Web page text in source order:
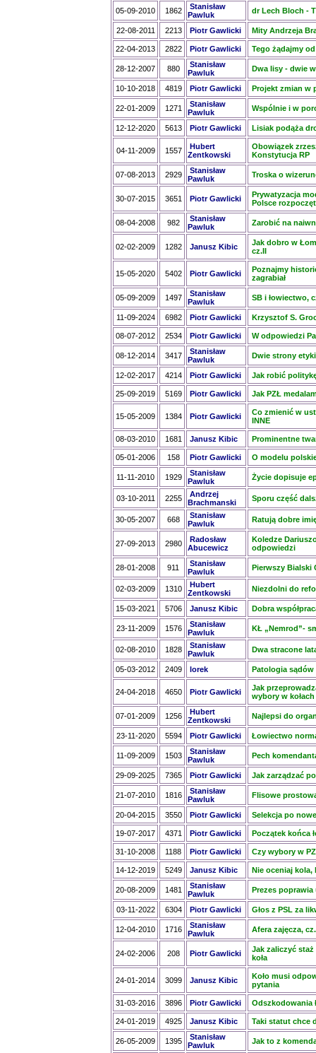
05-09-2010 1862
Stanisław
Pawluk
dr Lech Bloch -
22-08-2011 2213 Piotr Gawlicki Mity Andrzeja
22-04-2013 2822 Piotr Gawlicki Tego żądajmy
28-12-2007 880
Stanisław
Pawluk
Dwa lisy - dwie
10-10-2018 4819 Piotr Gawlicki Projekt zmian w
22-01-2009 1271
Stanisław
Pawluk
Wspólnie i w
12-12-2020 5613 Piotr Gawlicki Lisiak podąża
04-11-2009 1557
Hubert
Zentkowski
Obowiązek
Konstytucja RP
07-08-2013 2929
Stanisław
Pawluk
Troska o
30-07-2015 3651 Piotr Gawlicki
Prywatyzacja
Polsce
08-04-2008 982
Stanisław
Pawluk
Zarobić na
02-02-2009 1282 Janusz Kibic
Jak dobro w
cz.II
15-05-2020 5402 Piotr Gawlicki
Poznajmy
zagrabiał
05-09-2009 1497
Stanisław
Pawluk
SB i łowiectwo,
11-09-2024 6982 Piotr Gawlicki Krzysztof S.
08-07-2012 2534 Piotr Gawlicki W odpowiedzi
08-12-2014 3417
Stanisław
Pawluk
Dwie strony etyki
12-02-2017 4214 Piotr Gawlicki Jak robić
25-09-2019 5169 Piotr Gawlicki Jak PZŁ
15-05-2009 1384 Piotr Gawlicki
Co zmienić w
INNE
08-03-2010 1681 Janusz Kibic Prominentne
05-01-2006 158 Piotr Gawlicki O modelu
11-11-2010 1929
Stanisław
Pawluk
Życie dopisuje
03-10-2011 2255
Andrzej
Brachmanski
Sporu część
30-05-2007 668
Stanisław
Pawluk
Ratują dobre
27-09-2013 2980
Radosław
Abucewicz
Koledze
odpowiedzi
28-01-2008 911
Stanisław
Pawluk
Pierwszy Bialski
02-03-2009 1310
Hubert
Zentkowski
Niezdolni do
15-03-2021 5706 Janusz Kibic Dobra
23-11-2009 1576
Stanisław
Pawluk
KŁ „Nemrod”-
02-08-2010 1828
Stanisław
Pawluk
Dwa stracone
05-03-2012 2409 lorek Patologia sądów
24-04-2018 4650 Piotr Gawlicki
Jak
wybory w
07-01-2009 1256
Hubert
Zentkowski
Najlepsi do
23-11-2020 5594 Piotr Gawlicki Łowiectwo
11-09-2009 1503
Stanisław
Pawluk
Pech
29-09-2025 7365 Piotr Gawlicki Jak zarządzać
21-07-2010 1816
Stanisław
Pawluk
Flisowe
20-04-2015 3550 Piotr Gawlicki Selekcja po
19-07-2017 4371 Piotr Gawlicki Początek końca
31-10-2008 1188 Piotr Gawlicki Czy wybory w
14-12-2019 5249 Janusz Kibic Nie oceniaj kola,
20-08-2009 1481
Stanisław
Pawluk
Prezes poprawia
03-11-2022 6304 Piotr Gawlicki Głos z PSL za
12-04-2010 1716
Stanisław
Pawluk
Afera zajęcza,
24-02-2006 208 Piotr Gawlicki
Jak zaliczyć
koła
24-01-2014 3099 Janusz Kibic
Koło musi
pytania
31-03-2016 3896 Piotr Gawlicki Odszkodowania
24-01-2019 4925 Janusz Kibic Taki statut chce
26-05-2009 1395
Stanisław
Pawluk
Jak to z